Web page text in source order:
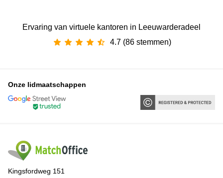
Ervaring van ‪virtuele kantoren‬ in Leeuwarderadeel
4.7 (86 stemmen)
Onze lidmaatschappen
Kingsfordweg 151